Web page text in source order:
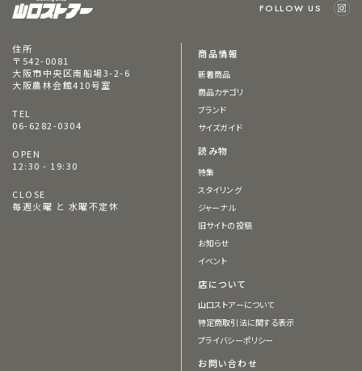
FOLLOW US
住所
〒542-0081
大阪市中央区南船場3-2-6
大阪農林会館410号室
TEL
06-6282-0304
OPEN
12:30 - 19:30
CLOSE
毎週火曜 と 水曜不定休
商品情報
新着商品
商品カテゴリ
ブランド
サイズガイド
読み物
特集
スタイリング
ジャーナル
旧サイトの投稿
お知らせ
イベント
店について
山口ストアーについて
特定商取引法に関する表示
プライバシーポリシー
お問い合わせ